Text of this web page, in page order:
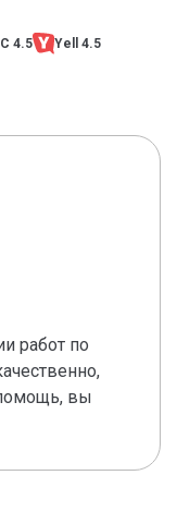
4.5 Yell 4.5
работ по
вы